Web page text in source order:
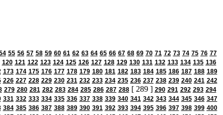
55 56 57 58 59 60 61 62 63 64 65 66 67 68 69 70 71 72 73 74 75 76 77
120 121 122 123 124 125 126 127 128 129 130 131 132 133 134 135 136
173 174 175 176 177 178 179 180 181 182 183 184 185 186 187 188 189
226 227 228 229 230 231 232 233 234 235 236 237 238 239 240 241 242
279 280 281 282 283 284 285 286 287 288[ 289 ] 290 291 292 293 294
331 332 333 334 335 336 337 338 339 340 341 342 343 344 345 346 347
384 385 386 387 388 389 390 391 392 393 394 395 396 397 398 399 400